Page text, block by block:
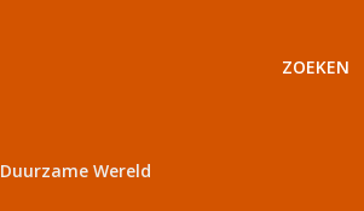
ZOEKEN
Duurzame Wereld